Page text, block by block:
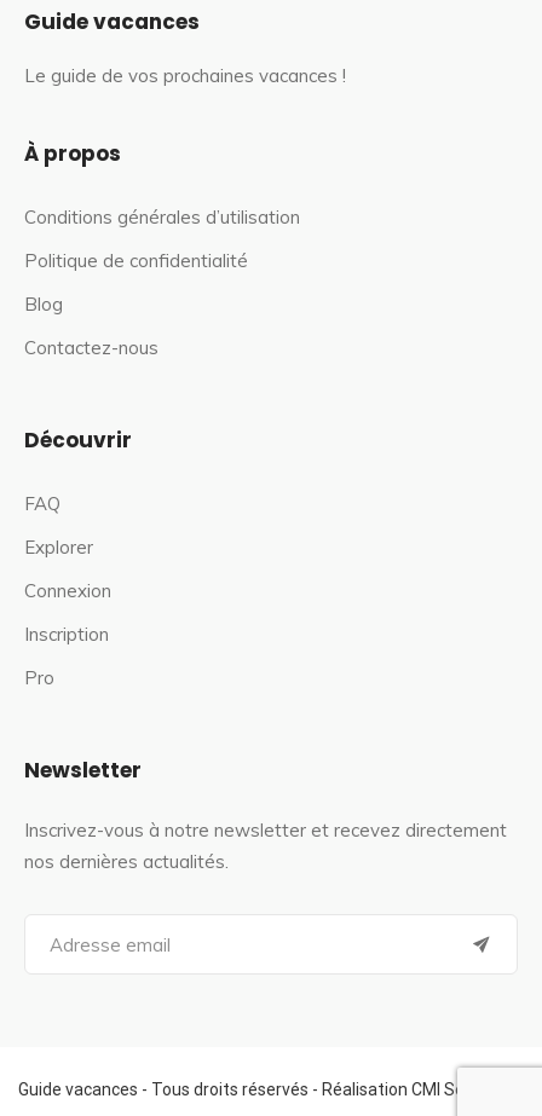
Guide vacances
Le guide de vos prochaines vacances !
À propos
Conditions générales d’utilisation
Politique de confidentialité
Blog
Contactez-nous
Découvrir
FAQ
Explorer
Connexion
Inscription
Pro
Newsletter
Inscrivez-vous à notre newsletter et recevez directement
nos dernières actualités.
a
f
o
Guide vacances - Tous droits réservés - Réalisation CMI Services